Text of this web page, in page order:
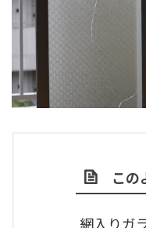
この
網入りガ